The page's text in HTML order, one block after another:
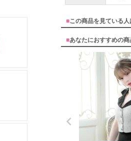
■この商品を見ている
■あなたにおすすめの商